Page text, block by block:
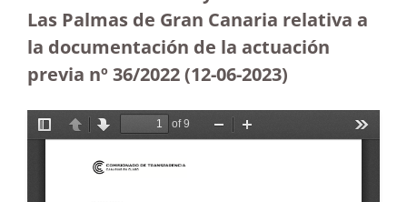
Las Palmas de Gran Canaria relativa a
la documentación de la actuación
previa nº 36/2022 (12-06-2023)